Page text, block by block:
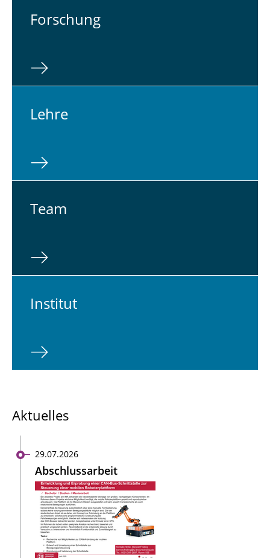
For­schung
Lehre
Team
In­sti­tut
Aktuelles
29.07.2026
Abschlussarbeit